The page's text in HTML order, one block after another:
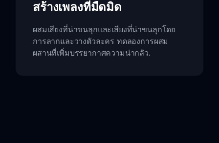
สร้างเพลงที่มืดมิด
ผสมเสียงที่น่าขนลุกและเสียงที่น่าขนลุกโดย
การลากและวางตัวละคร ทดลองการผสม
ผสานที่เพิ่มบรรยากาศความน่ากลัว.